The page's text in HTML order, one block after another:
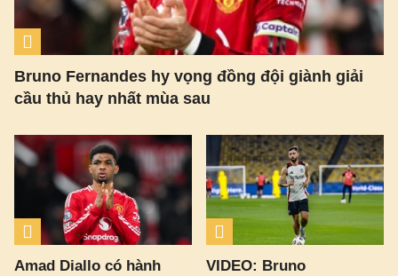
Bruno Fernandes hy vọng đồng đội giành giải
cầu thủ hay nhất mùa sau
Amad Diallo có hành
VIDEO: Bruno